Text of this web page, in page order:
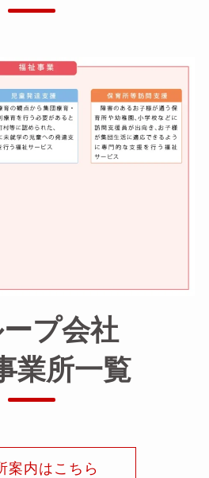
プ会社
業所一覧
案内はこちら